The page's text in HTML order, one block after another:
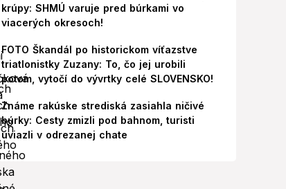
krúpy: SHMÚ varuje pred búrkami vo
viacerých okresoch!
FOTO Škandál po historickom víťazstve
triatlonistky Zuzany: To, čo jej urobili
potom, vytočí do vývrtky celé SLOVENSKO!
Známe rakúske strediská zasiahla ničivé
búrky: Cesty zmizli pod bahnom, turisti
uviazli v odrezanej chate